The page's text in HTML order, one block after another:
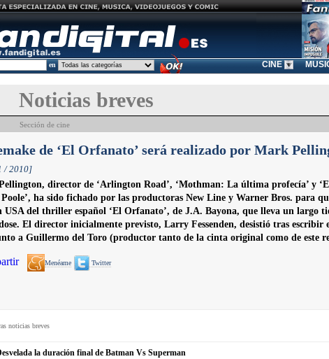
en CINE
Noticias breves
Sección de cine
de ‘El Orfanato’ será realizado por Mark
/ 2010]
director de ‘Arlington Road’, ‘Mothman: La última profecía’ y
ha sido fichado por las productoras New Line y Warner Bros. para
USA del thriller español ‘El Orfanato’, de J.A. Bayona, que lleva un largo
El director inicialmente previsto, Larry Fessenden, desistió tras escribir
a Guillermo del Toro (productor tanto de la cinta original como de este
Menéame Twitter
noticias breves
la duración final de Batman Vs Superman